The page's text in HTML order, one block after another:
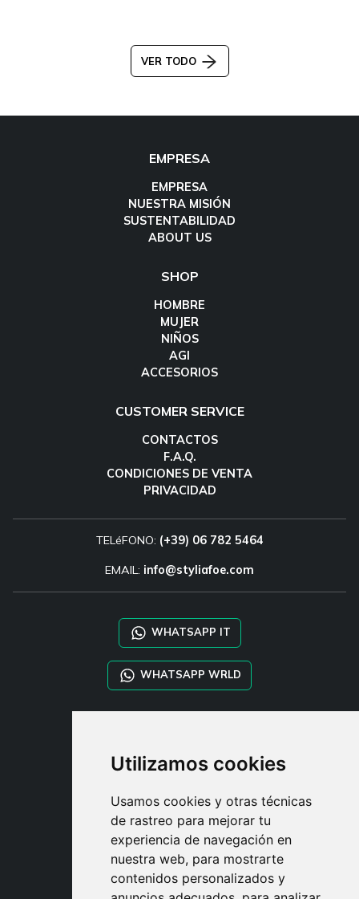
Utilizamos cookies
Usamos cookies y otras técnicas
de rastreo para mejorar tu
experiencia de navegación en
nuestra web, para mostrarte
contenidos personalizados y
VER TODO
EMPRESA
EMPRESA
NUESTRA MISIÓN
SUSTENTABILIDAD
ABOUT US
SHOP
HOMBRE
MUJER
NIÑOS
AGI
ACCESORIOS
CUSTOMER SERVICE
CONTACTOS
F.A.Q.
CONDICIONES DE VENTA
PRIVACIDAD
TELéFONO: (+39) 06 782 5464
EMAIL: info@styliafoe.com
WHATSAPP IT
WHATSAPP WRLD
TAYLOR MADE ORDERS
USUARIO
REGÍSTRATE
ACCEDER
CESTA